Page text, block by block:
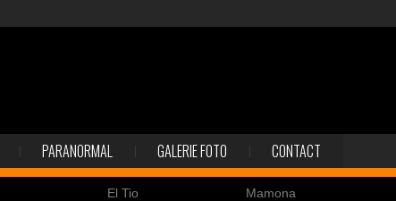
PARANORMAL GALERIE FOTO CONTACT
El Tio Mamona